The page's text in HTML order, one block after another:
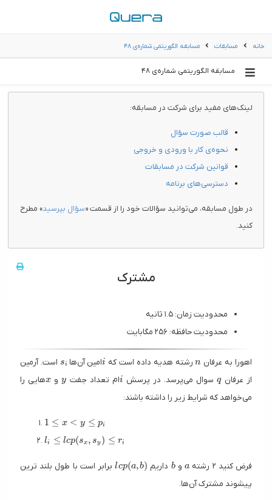
خانه مسابقات مسابقه الگوریتمی شماره‌ی ۴۸
مسابقه الگوریتمی شماره‌ی ۴۸
لینک‌های مفید برای شرکت در مسابقه:
قالب صورت سؤال
نحوه‌ی کار با ورودی و خروجی
قوانین شرکت در مسابقات
دسترسی‌های برنامه
در طول مسابقه، می‌توانید سؤالات خود را از قسمت «سؤال بپرسید» مطرح
کنید.
مشترک
محدودیت زمان: ۱.۵ ثانیه
محدودیت حافظه: ۲۵۶ مگابایت
اهورا به عرفان nرشته هدیه داده است که iامین آن‌ها
s_i
si
است. آرمین
از عرفانq
qسوال می‌پرسد. در پرسش i
iام تعداد جفتy
yوx
xهایی را
می‌خواهد که شرایط زیر را داشته باشند:
1 \leq x \lt y \leq p_i
1 ≤ x < y ≤ pi
l_i \leq lcp(s_x, s_y) \leq r_i
li ≤ lcp(sx , sy ) ≤ ri
فرض کنید ۲ رشته a
aو
b
b داریم
lcp(a, b)
lcp(a,b)
برابر است با طول بلند ترین
پیشوند مشترک آن‌ها.